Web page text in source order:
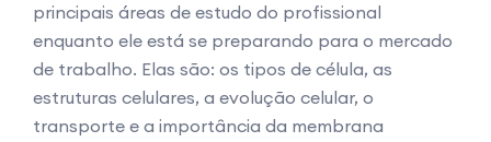
principais áreas de estudo do profissional
enquanto ele está se preparando para o mercado
de trabalho. Elas são: os tipos de célula, as
estruturas celulares, a evolução celular, o
transporte e a importância da membrana